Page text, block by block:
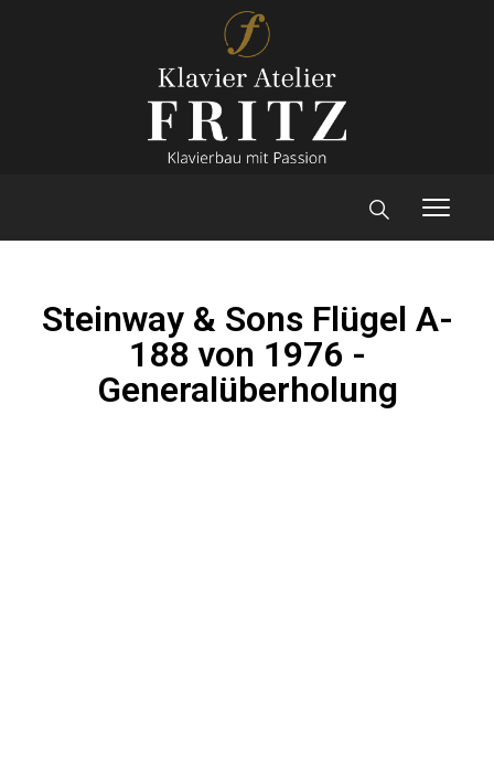
Steinway & Sons Flügel A-
188 von 1976 -
Generalüberholung